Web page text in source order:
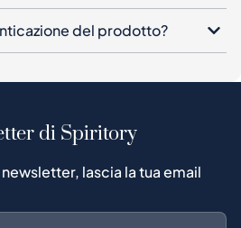
del prodotto?
di Spiritory
lascia la tua email